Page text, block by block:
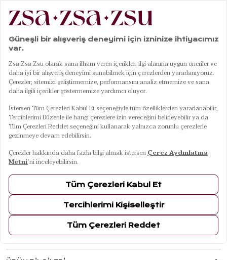
Anasayfa|Ev Dekorasyonu|Halı & Kilim|Kilim|Jaıpur Pembe Pamuk Kilim 80x150 Cm
Jaıpur Pembe Pamuk Kilim 80x150 Cm
6 Ağustos Perşembe Kargoda
Renkler PEMBE
Ebat / Kapasite
120x180 Cm